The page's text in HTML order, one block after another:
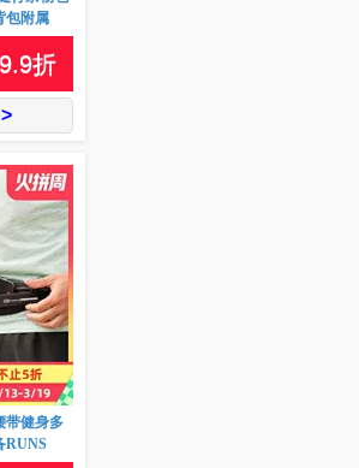
包附属
9.9折
带健身多
RUNS